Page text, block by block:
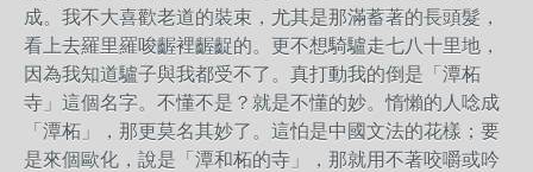
成。我不大喜歡老道的裝束，尤其是那滿蓄著的長頭髮，
看上去羅里羅唆齷裡齷齪的。更不想騎驢走七八十里地，
因為我知道驢子與我都受不了。真打動我的倒是「潭柘
寺」這個名字。不懂不是？就是不懂的妙。惰懶的人唸成
「潭柘」，那更莫名其妙了。這怕是中國文法的花樣；要
是來個歐化，說是「潭和柘的寺」，那就用不著咬嚼或吟